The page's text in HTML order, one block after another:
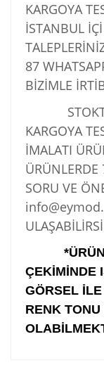
KARGOYA
İSTANBUL
87
BİZİMLE
STOKTA
KARGOYA
İMALATI
SORU VE
ÇEKİMİNDE
GÖRSEL
RENK